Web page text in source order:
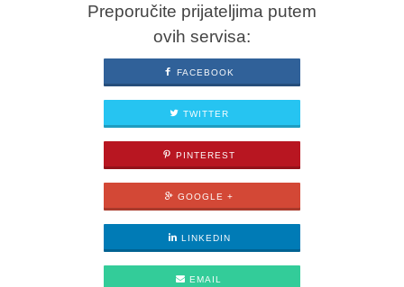
Preporučite prijateljima putem
ovih servisa:
FACEBOOK
TWITTER
PINTEREST
GOOGLE +
LINKEDIN
EMAIL